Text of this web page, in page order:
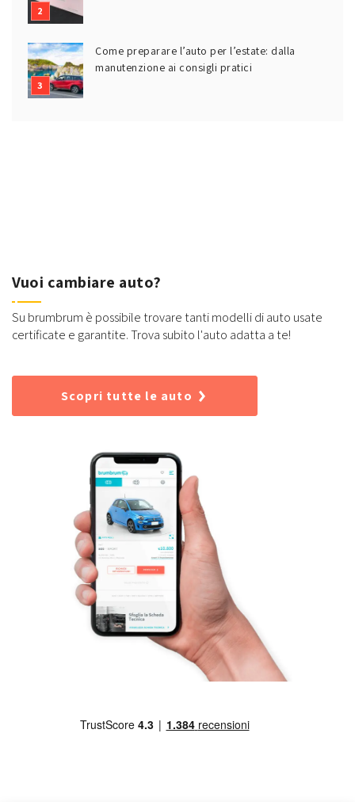
Come preparare l’auto per l’estate: dalla
manutenzione ai consigli pratici
Vuoi cambiare auto?
Su brumbrum è possibile trovare tanti modelli di auto usate
certificate e garantite. Trova subito l'auto adatta a te!
Scopri tutte le auto